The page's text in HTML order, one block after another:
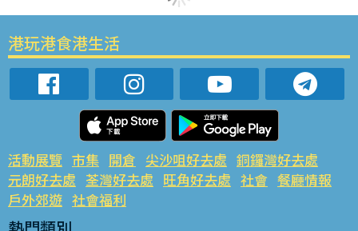
港玩港食港生活
活動展覽 市集 開倉 尖沙咀好去處 銅鑼灣好去處
元朗好去處 荃灣好去處 旺角好去處 社會 餐廳情報
戶外郊遊 社會福利